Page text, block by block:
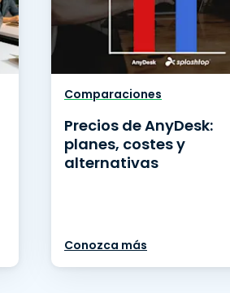
Comparaciones
Precios de AnyDesk:
planes, costes y
alternativas
Conozca más